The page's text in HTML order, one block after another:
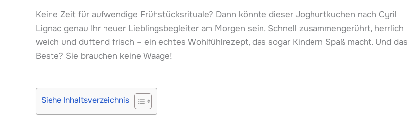
Keine Zeit für aufwendige Frühstücksrituale? Dann könnte dieser Joghurtkuchen nach Cyril
Lignac genau Ihr neuer Lieblingsbegleiter am Morgen sein. Schnell zusammengerührt, herrlich
weich und duftend frisch – ein echtes Wohlfühlrezept, das sogar Kindern Spaß macht. Und das
Beste? Sie brauchen keine Waage!
Siehe Inhaltsverzeichnis